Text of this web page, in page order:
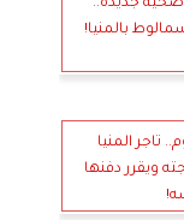
ضحية جديدة..
بالمنيا!
تاجر المنيا
ويقرر دفنها